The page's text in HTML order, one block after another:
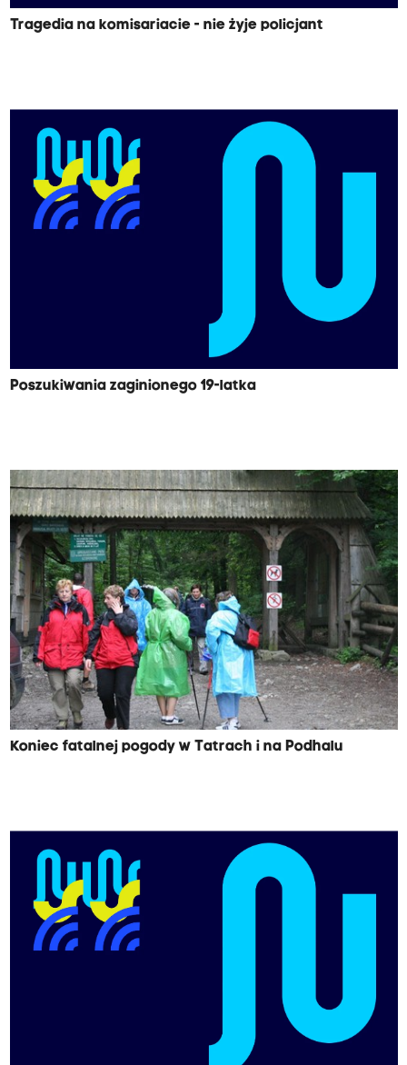
Tragedia na komisariacie - nie żyje policjant
Poszukiwania zaginionego 19-latka
Koniec fatalnej pogody w Tatrach i na Podhalu